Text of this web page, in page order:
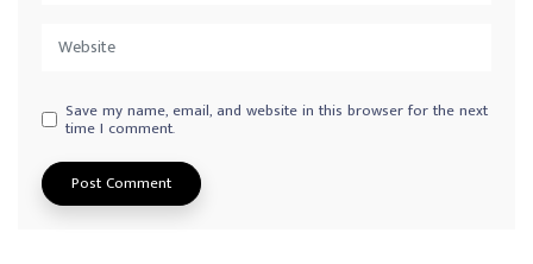
Save my name, email, and website in this browser for the next
time I comment.